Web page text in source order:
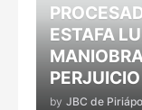
ESTAFA
by JBC de